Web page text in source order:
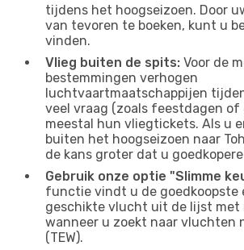
tijdens het hoogseizoen. Door
van tevoren te boeken, kunt u
vinden.
Vlieg buiten de spits: Voor de
bestemmingen verhogen
luchtvaartmaatschappijen
veel vraag (zoals feestdagen of
meestal hun vliegtickets. Als u
buiten het hoogseizoen naar
de kans groter dat u
Gebruik onze optie "Slimme
functie vindt u de goedkoopste
geschikte vlucht uit de lijst met
wanneer u zoekt naar vluchten
(TEW).